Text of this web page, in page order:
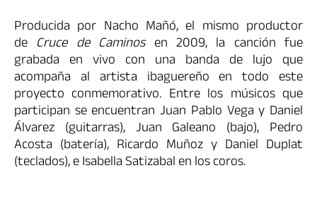
Producida por Nacho Mañó, el mismo productor
de Cruce de Caminosen 2009, la canción fue
grabada en vivo con una banda de lujo que
acompaña al artista ibaguereño en todo este
proyecto conmemorativo. Entre los músicos que
participan se encuentran Juan Pablo Vega y Daniel
Álvarez (guitarras), Juan Galeano (bajo), Pedro
Acosta (batería), Ricardo Muñoz y Daniel Duplat
(teclados), e Isabella Satizabal en los coros.